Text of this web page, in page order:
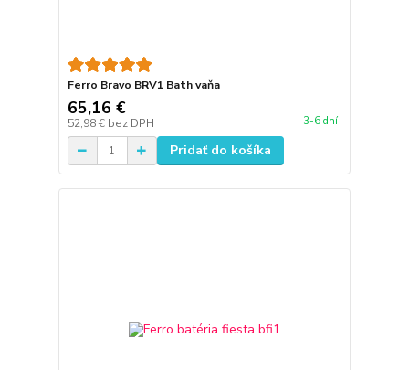
Ferro Bravo BRV1 Bath vaňa
65,16 €
52,98 € bez DPH 3-6 dní
Pridať do košíka